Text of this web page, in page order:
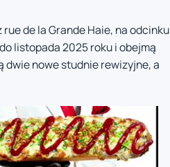
de la Grande Haie, na odcinku
listopada 2025 roku i obejmą
dwie nowe studnie rewizyjne, a